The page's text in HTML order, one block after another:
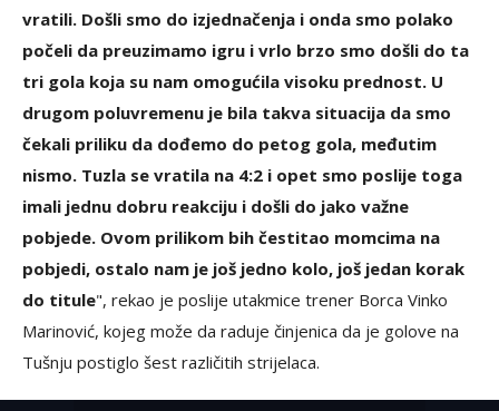
vratili. Došli smo do izjednačenja i onda smo polako
počeli da preuzimamo igru i vrlo brzo smo došli do ta
tri gola koja su nam omogućila visoku prednost. U
drugom poluvremenu je bila takva situacija da smo
čekali priliku da dođemo do petog gola, međutim
nismo. Tuzla se vratila na 4:2 i opet smo poslije toga
imali jednu dobru reakciju i došli do jako važne
pobjede. Ovom prilikom bih čestitao momcima na
pobjedi, ostalo nam je još jedno kolo, još jedan korak
do titule", rekao je poslije utakmice trener Borca Vinko
Marinović, kojeg može da raduje činjenica da je golove na
Tušnju postiglo šest različitih strijelaca.